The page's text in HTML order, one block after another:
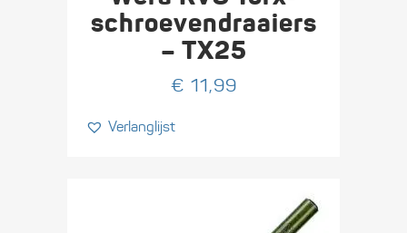
schroeven­draaiers
– TX25
€ 11,99
Verlanglijst